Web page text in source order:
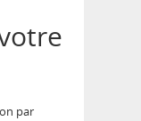
par